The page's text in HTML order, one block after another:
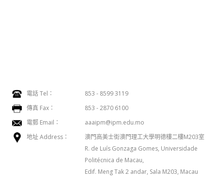
電話 Tel：
853 - 8599 3119
傳真 Fax：
853 - 2870 6100
電郵 Email：
aaaipm@ipm.edu.mo
地址 Address：
澳門高美士街澳門理工大學明德樓二樓M203室
R. de Luís Gonzaga Gomes, Universidade
Politécnica de Macau,
Edif. Meng Tak 2 andar, Sala M203, Macau